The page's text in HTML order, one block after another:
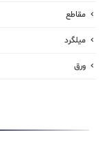
مقاطع
میلگرد
ورق